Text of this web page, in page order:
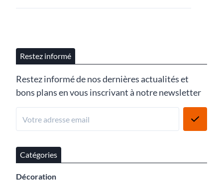
Restez informé
Restez informé de nos dernières actualités et
bons plans en vous inscrivant à notre newsletter
Catégories
Décoration